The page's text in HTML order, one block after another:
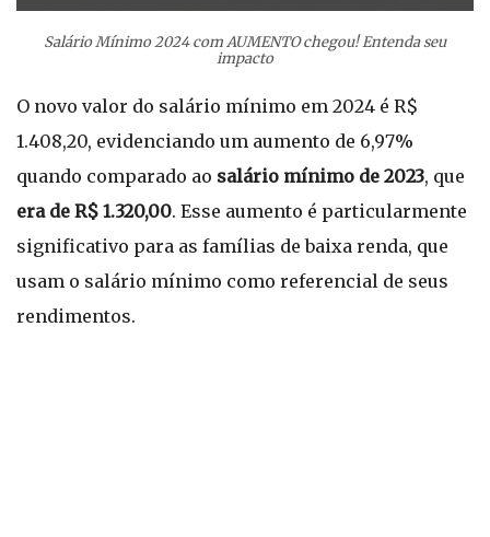
Salário Mínimo 2024 com AUMENTO chegou! Entenda seu
impacto
O novo valor do salário mínimo em 2024 é R$
1.408,20, evidenciando um aumento de 6,97%
quando comparado ao salário mínimo de 2023, que
era de R$ 1.320,00. Esse aumento é particularmente
significativo para as famílias de baixa renda, que
usam o salário mínimo como referencial de seus
rendimentos.